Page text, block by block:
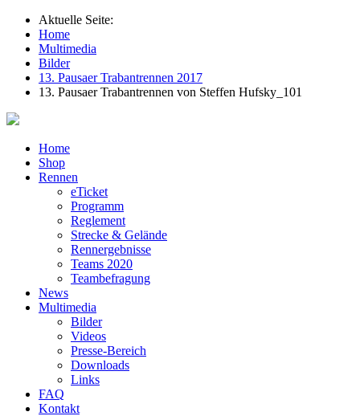
Aktuelle Seite:
Home
Multimedia
Bilder
13. Pausaer Trabantrennen 2017
13. Pausaer Trabantrennen von Steffen Hufsky_101
Home
Shop
Rennen
eTicket
Programm
Reglement
Strecke & Gelände
Rennergebnisse
Teams 2020
Teambefragung
News
Multimedia
Bilder
Videos
Presse-Bereich
Downloads
Links
FAQ
Kontakt